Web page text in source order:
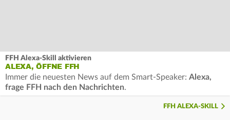
FFH Alexa-Skill aktivieren
ALEXA, ÖFFNE FFH
Immer die neuesten News auf dem Smart-Speaker: Alexa,
frage FFH nach den Nachrichten.
FFH ALEXA-SKILL